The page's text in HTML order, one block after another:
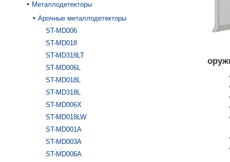
Металлодетекторы
Арочные металлодетекторы
ST-MD006
ST-MD018
ST-MD318LT
ST-MD006L
ST-MD018L
ST-MD318L
ST-MD006X
ST-MD018LW
ST-MD001A
ST-MD003A
ST-MD006A